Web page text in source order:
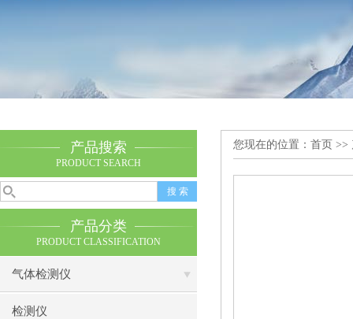
产品搜索
PRODUCT SEARCH
产品分类
PRODUCT CLASSIFICATION
气体检测仪
检测仪
您现在的位置： 首页 >>